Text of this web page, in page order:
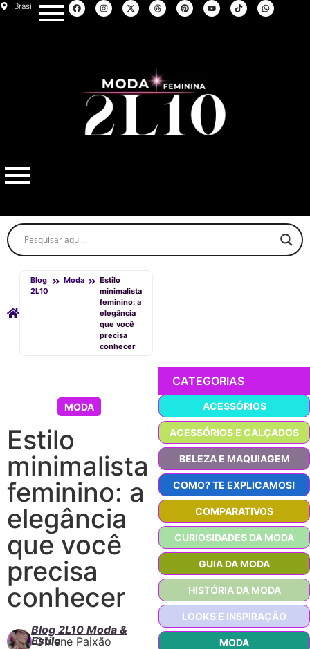
Brasil
Blog
2L10
Moda
Estilo
minimalista
feminino: a
elegância
que você
precisa
conhecer
MODA
Estilo
minimalista
feminino: a
elegância
que você
precisa
conhecer
Blog 2L10 Moda &
Estilo
Girlene Paixão
CATEGORIAS
ACESSÓRIOS
ACESSÓRIOS E CALÇADOS
BELEZA E MAQUIAGEM
COMO? TE EXPLICAMOS!
COMPARATIVOS
CURIOSIDADES DA MODA
GUIA DA MODA
HISTÓRIA DA MODA
LOOKS E INSPIRAÇÃO
MODA